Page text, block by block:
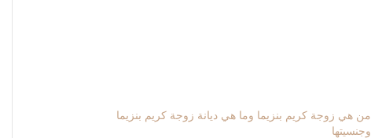
من هي زوجة كريم بنزيما وما هي ديانة زوجة كريم بنزيما
وجنسيتها